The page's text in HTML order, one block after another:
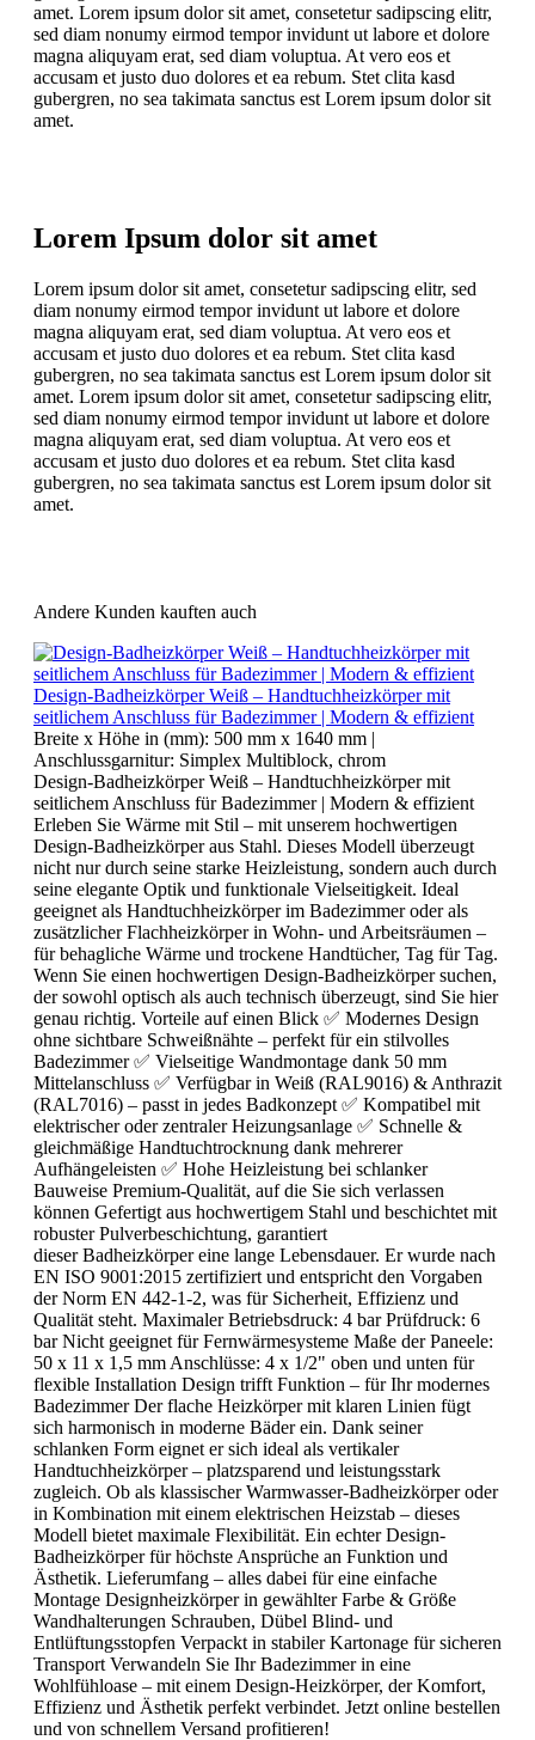
amet. Lorem ipsum dolor sit amet, consetetur sadipscing elitr,
sed diam nonumy eirmod tempor invidunt ut labore et dolore
magna aliquyam erat, sed diam voluptua. At vero eos et
accusam et justo duo dolores et ea rebum. Stet clita kasd
gubergren, no sea takimata sanctus est Lorem ipsum dolor sit
amet.
Lorem Ipsum dolor sit amet
Lorem ipsum dolor sit amet, consetetur sadipscing elitr, sed
diam nonumy eirmod tempor invidunt ut labore et dolore
magna aliquyam erat, sed diam voluptua. At vero eos et
accusam et justo duo dolores et ea rebum. Stet clita kasd
gubergren, no sea takimata sanctus est Lorem ipsum dolor sit
amet. Lorem ipsum dolor sit amet, consetetur sadipscing elitr,
sed diam nonumy eirmod tempor invidunt ut labore et dolore
magna aliquyam erat, sed diam voluptua. At vero eos et
accusam et justo duo dolores et ea rebum. Stet clita kasd
gubergren, no sea takimata sanctus est Lorem ipsum dolor sit
amet.
Andere Kunden kauften auch
Design-Badheizkörper Weiß – Handtuchheizkörper mit
seitlichem Anschluss für Badezimmer | Modern & effizient
Breite x Höhe in (mm): 500 mm x 1640 mm |
Anschlussgarnitur: Simplex Multiblock, chrom
Design-Badheizkörper Weiß – Handtuchheizkörper mit
seitlichem Anschluss für Badezimmer | Modern & effizient
Erleben Sie Wärme mit Stil – mit unserem hochwertigen
Design-Badheizkörper aus Stahl. Dieses Modell überzeugt
nicht nur durch seine starke Heizleistung, sondern auch durch
seine elegante Optik und funktionale Vielseitigkeit. Ideal
geeignet als Handtuchheizkörper im Badezimmer oder als
zusätzlicher Flachheizkörper in Wohn- und Arbeitsräumen –
für behagliche Wärme und trockene Handtücher, Tag für Tag.
Wenn Sie einen hochwertigen Design-Badheizkörper suchen,
der sowohl optisch als auch technisch überzeugt, sind Sie hier
genau richtig. Vorteile auf einen Blick ✅ Modernes Design
ohne sichtbare Schweißnähte – perfekt für ein stilvolles
Badezimmer ✅ Vielseitige Wandmontage dank 50 mm
Mittelanschluss ✅ Verfügbar in Weiß (RAL9016) & Anthrazit
(RAL7016) – passt in jedes Badkonzept ✅ Kompatibel mit
elektrischer oder zentraler Heizungsanlage ✅ Schnelle &
gleichmäßige Handtuchtrocknung dank mehrerer
Aufhängeleisten ✅ Hohe Heizleistung bei schlanker
Bauweise Premium-Qualität, auf die Sie sich verlassen
können Gefertigt aus hochwertigem Stahl und beschichtet mit
robuster Pulverbeschichtung, garantiert
dieser Badheizkörper eine lange Lebensdauer. Er wurde nach
EN ISO 9001:2015 zertifiziert und entspricht den Vorgaben
der Norm EN 442-1-2, was für Sicherheit, Effizienz und
Qualität steht. Maximaler Betriebsdruck: 4 bar Prüfdruck: 6
bar Nicht geeignet für Fernwärmesysteme Maße der Paneele:
50 x 11 x 1,5 mm Anschlüsse: 4 x 1/2" oben und unten für
flexible Installation Design trifft Funktion – für Ihr modernes
Badezimmer Der flache Heizkörper mit klaren Linien fügt
sich harmonisch in moderne Bäder ein. Dank seiner
schlanken Form eignet er sich ideal als vertikaler
Handtuchheizkörper – platzsparend und leistungsstark
zugleich. Ob als klassischer Warmwasser-Badheizkörper oder
in Kombination mit einem elektrischen Heizstab – dieses
Modell bietet maximale Flexibilität. Ein echter Design-
Badheizkörper für höchste Ansprüche an Funktion und
Ästhetik. Lieferumfang – alles dabei für eine einfache
Montage Designheizkörper in gewählter Farbe & Größe
Wandhalterungen Schrauben, Dübel Blind- und
Entlüftungsstopfen Verpackt in stabiler Kartonage für sicheren
Transport Verwandeln Sie Ihr Badezimmer in eine
Wohlfühloase – mit einem Design-Heizkörper, der Komfort,
Effizienz und Ästhetik perfekt verbindet. Jetzt online bestellen
und von schnellem Versand profitieren!